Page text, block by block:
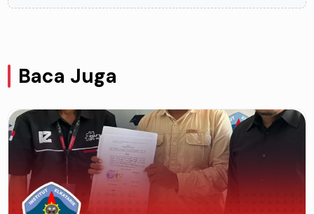
Baca Juga